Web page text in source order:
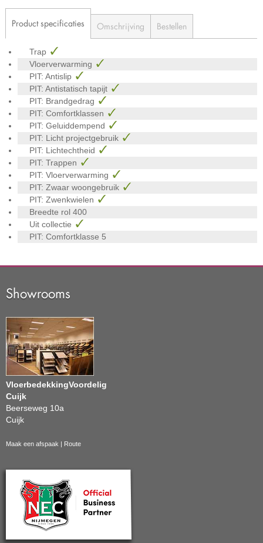
Product specificaties Omschrijving Bestellen
Trap
Vloerverwarming
PIT: Antislip
PIT: Antistatisch tapijt
PIT: Brandgedrag
PIT: Comfortklassen
PIT: Geluiddempend
PIT: Licht projectgebruik
PIT: Lichtechtheid
PIT: Trappen
PIT: Vloerverwarming
PIT: Zwaar woongebruik
PIT: Zwenkwielen
Breedte rol 400
Uit collectie
PIT: Comfortklasse 5
Showrooms
VloerbedekkingVoordelig
Cuijk
Beerseweg 10a
Cuijk
Maak een afspaak | Route